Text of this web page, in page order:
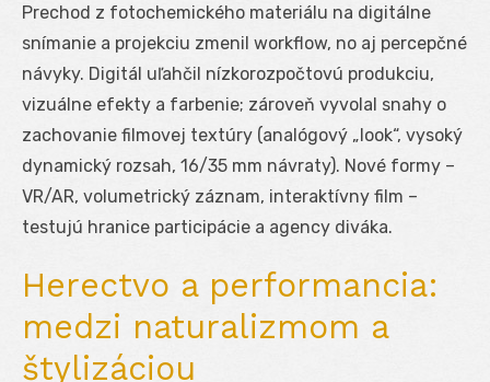
Prechod z fotochemického materiálu na digitálne
snímanie a projekciu zmenil workflow, no aj percepčné
návyky. Digitál uľahčil nízkorozpočtovú produkciu,
vizuálne efekty a farbenie; zároveň vyvolal snahy o
zachovanie filmovej textúry (analógový „look“, vysoký
dynamický rozsah, 16/35 mm návraty). Nové formy –
VR/AR, volumetrický záznam, interaktívny film –
testujú hranice participácie a agency diváka.
Herectvo a performancia:
medzi naturalizmom a
štylizáciou